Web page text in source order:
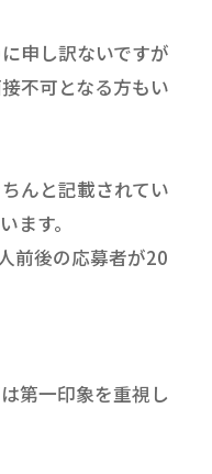
申し訳ないですが
不可となる方もい
んと記載されてい
ます。
前後の応募者が20
第一印象を重視し